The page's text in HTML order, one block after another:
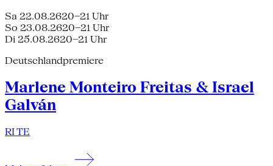
Sa 22.08.2620–21 Uhr
So 23.08.2620–21 Uhr
Di 25.08.2620–21 Uhr
Deutschlandpremiere
Marlene Monteiro Freitas & Israel
Galván
RI TE